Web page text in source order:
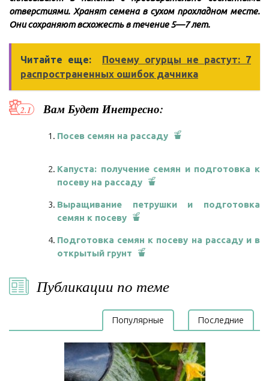
отверстиями. Хранят семена в сухом прохладном месте.
Они сохраняют всхожесть в течение 5—7 лет.
Читайте еще:
Почему огурцы не растут: 7
распространенных ошибок дачника
Вам Будет Инетресно:
Посев семян на рассаду
Капуста: получение семян и подготовка к
посеву на рассаду
Выращивание петрушки и подготовка
семян к посеву
Подготовка семян к посеву на рассаду и в
открытый грунт
Публикации по теме
Популярные Последние